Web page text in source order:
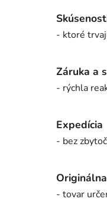
- ktoré
Záruka a
- rýchla
Expedícia
- bez
- tovar